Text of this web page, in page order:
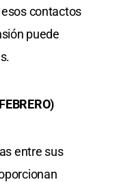
contactos
puede
entre sus